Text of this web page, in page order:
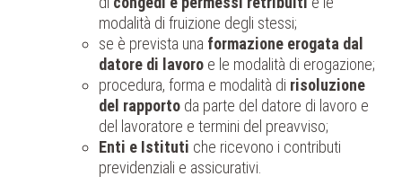
modalità di fruizione degli stessi;
se è prevista una formazione erogata dal
datore di lavoro e le modalità di erogazione;
procedura, forma e modalità di risoluzione
del rapporto da parte del datore di lavoro e
del lavoratore e termini del preavviso;
Enti e Istituti che ricevono i contributi
previdenziali e assicurativi.